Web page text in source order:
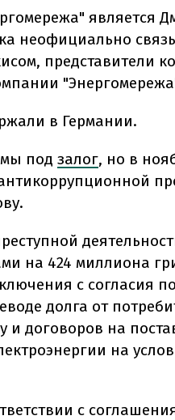
является
неофициально
представители
в Германии.
под залог, но в
на 424 миллиона
с согласия
долга от
и договоров на
на
с